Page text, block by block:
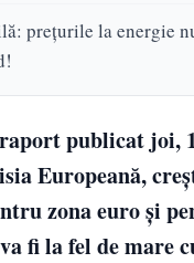
preţurile la energie
publicat joi,
Europeană,
zona euro şi
fi la fel de mare